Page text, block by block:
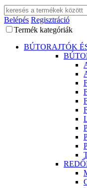
Belépés Regisztráció
Termék kategóriák
BÚTORAJTÓK